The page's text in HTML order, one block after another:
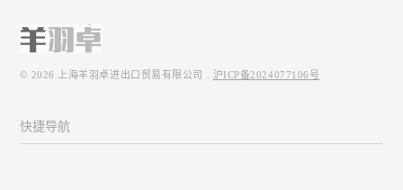
© 2026 上海羊羽卓进出口贸易有限公司 沪ICP备2024077106号
快捷导航